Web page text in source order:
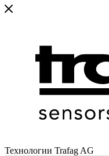
Технологии Trafag AG